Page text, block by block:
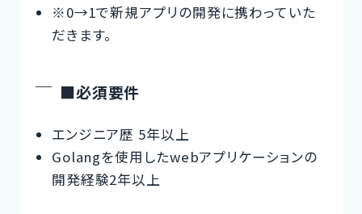
※0→1で新規アプリの開発に携わっていた
だきます。
■必須要件
エンジニア歴 5年以上
Golangを使用したwebアプリケーションの
開発経験2年以上